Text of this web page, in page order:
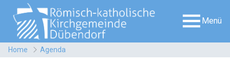
Menü
Home Agenda